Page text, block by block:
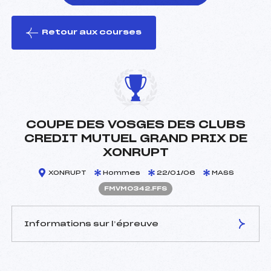
le ski
Retour aux courses
COUPE DES VOSGES DES CLUBS
CREDIT MUTUEL GRAND PRIX DE
XONRUPT
XONRUPT Hommes 22/01/06 MASS
FMVM0342.FFS
Informations sur l’épreuve